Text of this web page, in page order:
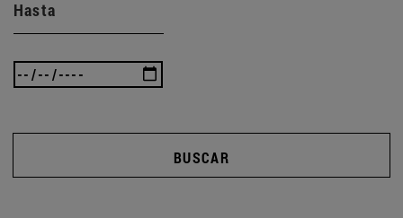
Hasta
BUSCAR